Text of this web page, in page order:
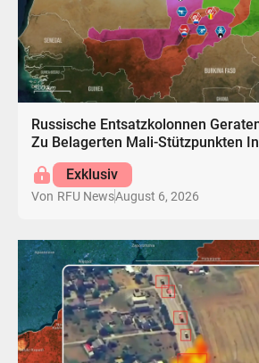
Russische Entsatzkolonnen
Zu Belagerten Mali-Stützpunkten
Exklusiv
Von RFU NewsAugust 6, 2026